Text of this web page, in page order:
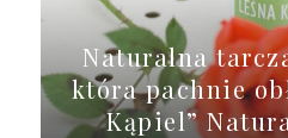
Naturalna
która pachnie
Kąpiel”